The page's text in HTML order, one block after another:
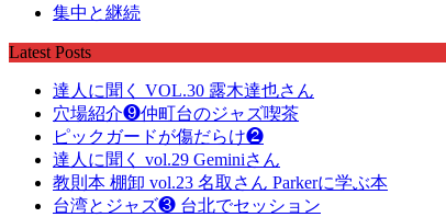
集中と継続
Latest Posts
達人に聞く VOL.30 露木達也さん
穴場紹介❾仲町台のジャズ喫茶
ピックガードが傷だらけ❷
達人に聞く vol.29 Geminiさん
教則本 棚卸 vol.23 名取さん Parkerに学ぶ本
台湾とジャズ❸ 台北でセッション